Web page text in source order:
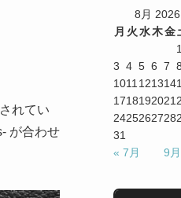
れてい
が合わせ
8月 2026
月 火水木金
1
3 4 5 6 7 8
1011 121314
1718192021
2425262728
31
« 7月
9